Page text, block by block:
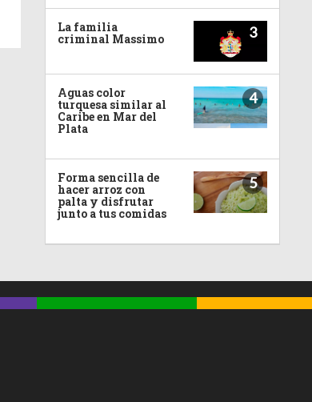
La familia
criminal Massimo 3
Aguas color
turquesa similar al
Caribe en Mar del
Plata
4
Forma sencilla de
hacer arroz con
palta y disfrutar
junto a tus comidas
5